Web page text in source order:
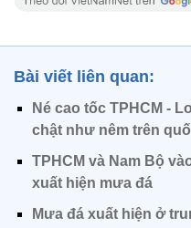
Bài viết liên quan:
Né cao tốc TPHCM -
chật như nêm trên
TPHCM và Nam Bộ
xuất hiện mưa đá
Mưa đá xuất hiện ở